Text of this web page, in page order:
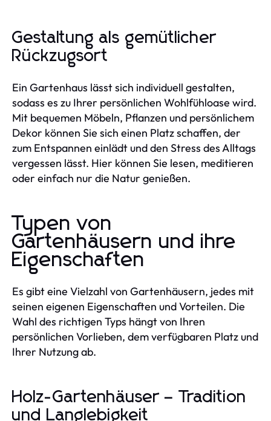
Gestaltung als gemütlicher
Rückzugsort
Ein Gartenhaus lässt sich individuell gestalten,
sodass es zu Ihrer persönlichen Wohlfühloase wird.
Mit bequemen Möbeln, Pflanzen und persönlichem
Dekor können Sie sich einen Platz schaffen, der
zum Entspannen einlädt und den Stress des Alltags
vergessen lässt. Hier können Sie lesen, meditieren
oder einfach nur die Natur genießen.
Typen von
Gartenhäusern und ihre
Eigenschaften
Es gibt eine Vielzahl von Gartenhäusern, jedes mit
seinen eigenen Eigenschaften und Vorteilen. Die
Wahl des richtigen Typs hängt von Ihren
persönlichen Vorlieben, dem verfügbaren Platz und
Ihrer Nutzung ab.
Holz-Gartenhäuser – Tradition
und Langlebigkeit